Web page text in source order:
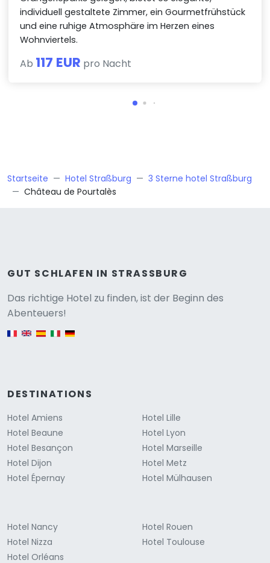
individuell gestaltete Zimmer, ein Gourmetfrühstück
und eine ruhige Atmosphäre im Herzen eines
Wohnviertels.
Ab 117 EUR pro Nacht
Startseite Hotel Straßburg
3 Sterne hotel Straßburg
Château de Pourtalès
GUT SCHLAFEN IN STRASSBURG
Das richtige Hotel zu finden, ist der Beginn des
Abenteuers!
English version
DESTINATIONS
Hotel Amiens
Hotel Beaune
Hotel Besançon
Hotel Dijon
Hotel Épernay
Hotel Lille
Hotel Lyon
Hotel Marseille
Hotel Metz
Hotel Mülhausen
Hotel Nancy
Hotel Nizza
Hotel Orléans
Hotel Rouen
Hotel Toulouse